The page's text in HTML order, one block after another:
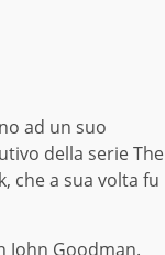
ad un suo
della serie The
che a sua volta fu
John Goodman.